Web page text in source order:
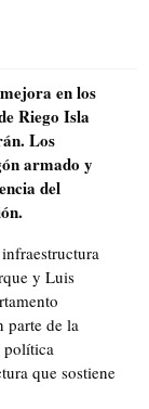
en los
Riego Isla
Los
armado y
del
y Luis
parte de la
política
que sostiene